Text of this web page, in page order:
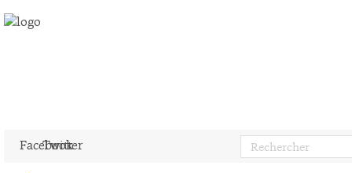
Facebook
Twitter